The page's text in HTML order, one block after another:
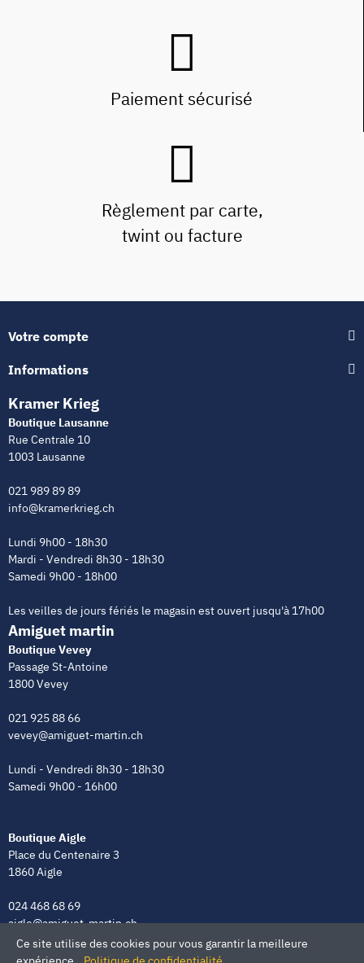
Paiement sécurisé
Règlement par carte,
twint ou facture
Votre compte
Informations
Kramer Krieg
Boutique Lausanne
Rue Centrale 10
1003 Lausanne
021 989 89 89
info@kramerkrieg.ch
Lundi 9h00 - 18h30
Mardi - Vendredi 8h30 - 18h30
Samedi 9h00 - 18h00
Les veilles de jours fériés le magasin est ouvert jusqu'à 17h00
Amiguet martin
Boutique Vevey
Passage St-Antoine
1800 Vevey
021 925 88 66
vevey@amiguet-martin.ch
Lundi - Vendredi 8h30 - 18h30
Samedi 9h00 - 16h00
Boutique Aigle
Place du Centenaire 3
1860 Aigle
024 468 68 69
aigle@amiguet-martin.ch
Lundi - Vendredi 8h00 - 12h00 | 13h30 - 18h30
Ce site utilise des cookies pour vous garantir la meilleure